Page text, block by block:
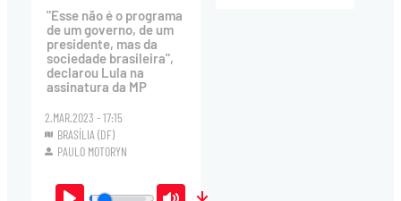
"Esse não é o programa
de um governo, de um
presidente, mas da
sociedade brasileira",
declarou Lula na
assinatura da MP
2.MAR.2023 - 17:15
BRASÍLIA (DF)
PAULO MOTORYN